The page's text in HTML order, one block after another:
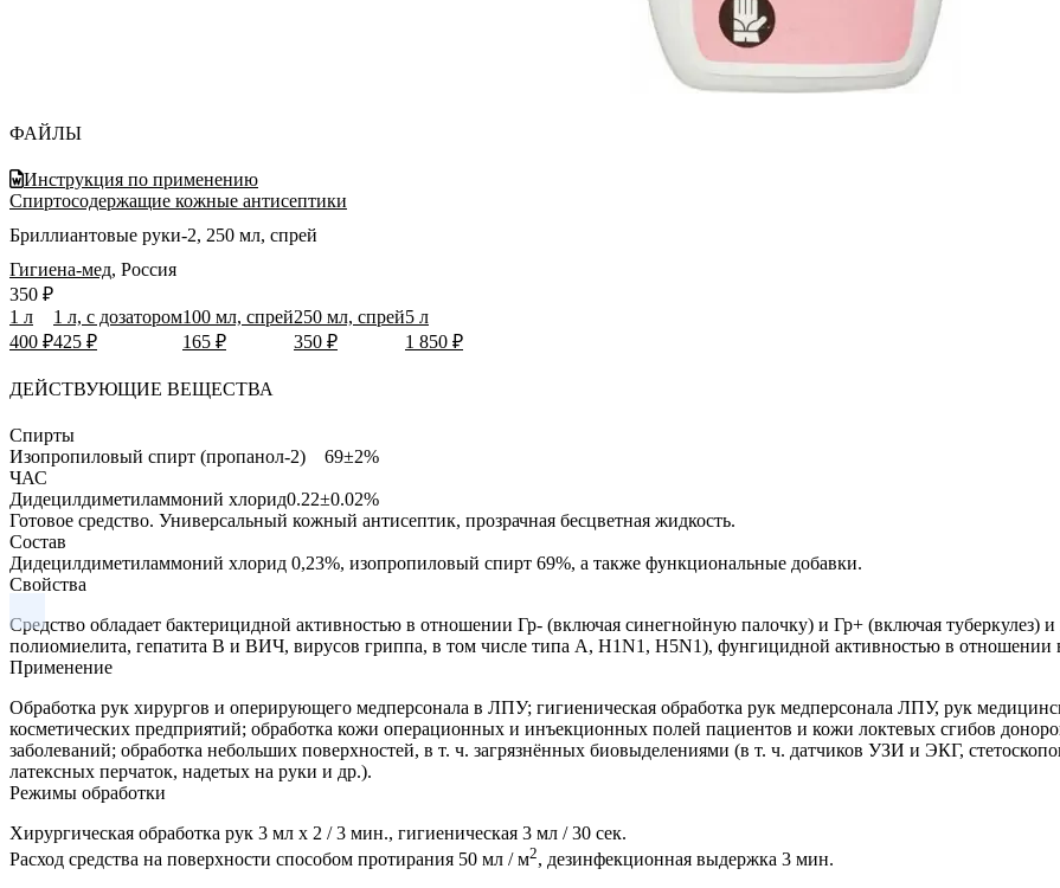
ФАЙЛЫ
Инструкция по применению
Спиртосодержащие кожные антисептики
Бриллиантовые руки-2, 250 мл, спрей
Гигиена-мед, Россия
1 л
400 ₽
1 л, с дозатором
425 ₽
100 мл, спрей
165 ₽
250 мл, спрей
350 ₽
5 л
1 850 ₽
ДЕЙСТВУЮЩИЕ ВЕЩЕСТВА
Спирты
Изопропиловый спирт (пропанол-2)
69±2%
ЧАС
Дидецилдиметиламмоний хлорид0.22±0.02%
Готовое средство. Универсальный кожный антисептик, прозрачная бесцветная жидкость.
Состав
Дидецилдиметиламмоний хлорид 0,23%, изопропиловый спирт 69%, а также функциональные добавки.
Свойства
Cредство обладает бактерицидной активностью в отношении Гр- (включая синегнойную палочку) и Гр+ (включая
полиомиелита, гепатита В и ВИЧ, вирусов гриппа, в том числе типа А, H1N1, H5N1), фунгицидной активностью в отношении
Применение
Обработка рук хирургов и оперирующего медперсонала в ЛПУ; гигиеническая обработка рук медперсонала ЛПУ, рук
косметических предприятий; обработка кожи операционных и инъекционных полей пациентов и кожи локтевых сгибов
заболеваний; обработка небольших поверхностей, в т. ч. загрязнённых биовыделениями (в т. ч. датчиков УЗИ и ЭКГ,
латексных перчаток, надетых на руки и др.).
Режимы обработки
Хирургическая обработка рук 3 мл х 2 / 3 мин., гигиеническая 3 мл / 30 сек.
Расход средства на поверхности способом протирания 50 мл / м2, дезинфекционная выдержка 3 мин.
350 ₽